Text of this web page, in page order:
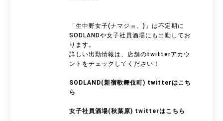
「生中野女子(ナマジョ。)」は不定期に
SODLANDや女子社員酒場にも出勤してお
ります。
詳しい出勤情報は、店舗のtwitterアカウ
ントをチェックしてください！
SODLAND(新宿歌舞伎町) twitterはこち
ら
女子社員酒場(秋葉原) twitterはこちら